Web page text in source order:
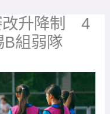
改升降制 4
B組弱隊